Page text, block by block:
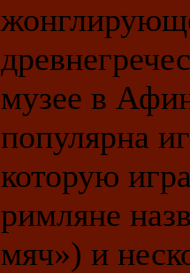
музее в
популярна
которую
римляне
мяч») и